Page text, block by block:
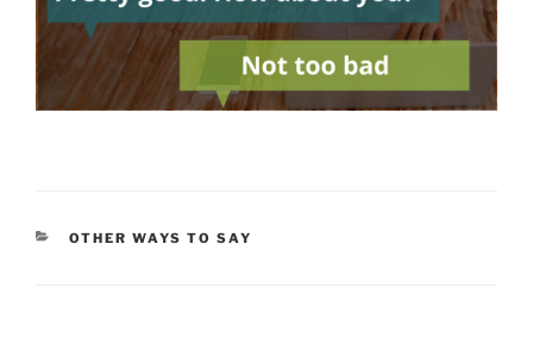
CATEGORÍAS
OTHER WAYS TO SAY